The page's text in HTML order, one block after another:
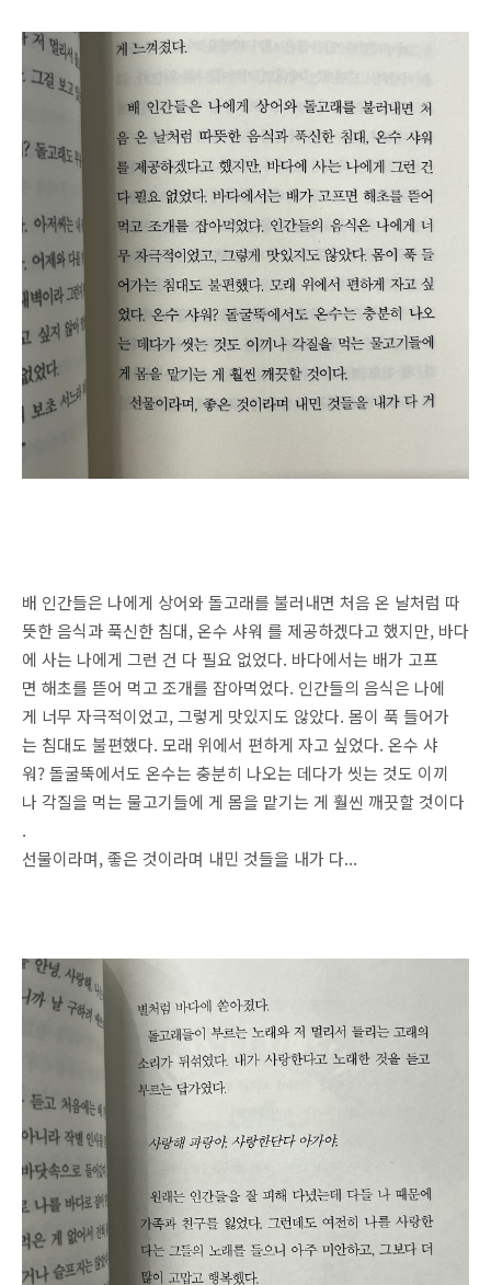
배 인간들은 나에게 상어와 돌고래를 불러내면 처음 온 날처럼 따
뜻한 음식과 푹신한 침대, 온수 샤워 를 제공하겠다고 했지만, 바다
에 사는 나에게 그런 건 다 필요 없었다. 바다에서는 배가 고프
면 해초를 뜯어 먹고 조개를 잡아먹었다. 인간들의 음식은 나에
게 너무 자극적이었고, 그렇게 맛있지도 않았다. 몸이 푹 들어가
는 침대도 불편했다. 모래 위에서 편하게 자고 싶었다. 온수 샤
워? 돌굴뚝에서도 온수는 충분히 나오는 데다가 씻는 것도 이끼
나 각질을 먹는 물고기들에 게 몸을 맡기는 게 훨씬 깨끗할 것이다
.
선물이라며, 좋은 것이라며 내민 것들을 내가 다...